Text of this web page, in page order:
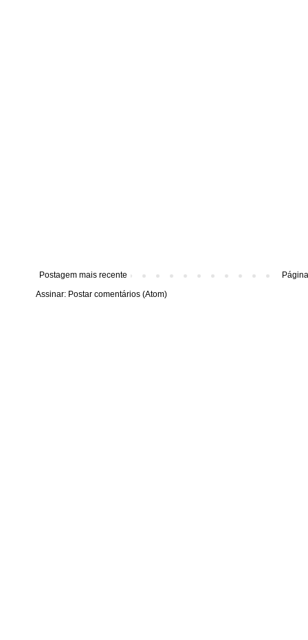
Postagem mais recente
Assinar: Postar comentários (Atom)